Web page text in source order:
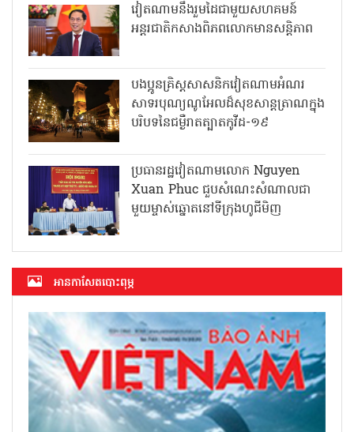
វៀតណាមនឹងរួមដៃជាមួយសហគមន៍
អន្តរជាតិកសាងពិភពលោកមានសន្តិភាព
បងប្អូនគ្រិស្តសាសនិកវៀតណាមអំណរ
សាទរបុណ្យណូអែលដ៏សុខសាន្តត្រាណក្នុង
បរិបទនៃជម្ងឺរាតត្បាតកូវីដ-១៩
ប្រធានរដ្ឋវៀតណាមលោក Nguyen
Xuan Phuc ជួបសំណេះសំណាលជា
មួយម្ចាស់ឆ្នោតនៅទីក្រុងហូជីមិញ
អាន​កាសែត​បោះពុម្ភ